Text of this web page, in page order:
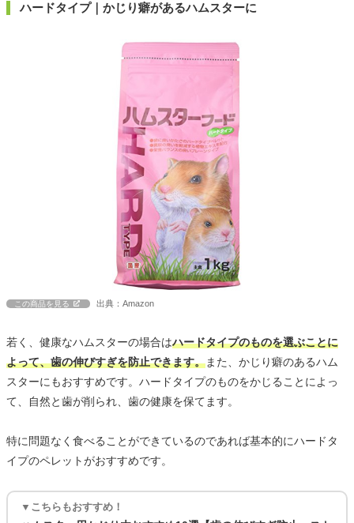
ハードタイプ｜かじり癖があるハムスターに
この商品を見る 出典：Amazon
若く、健康なハムスターの場合はハードタイプのものを選ぶことに
よって、歯の伸びすぎを防止できます。また、かじり癖のあるハム
スターにもおすすめです。ハードタイプのものをかじることによっ
て、自然と歯が削られ、歯の健康を保てます。
特に問題なく食べることができているのであれば基本的にハードタ
イプのペレットがおすすめです。
▼こちらもおすすめ！